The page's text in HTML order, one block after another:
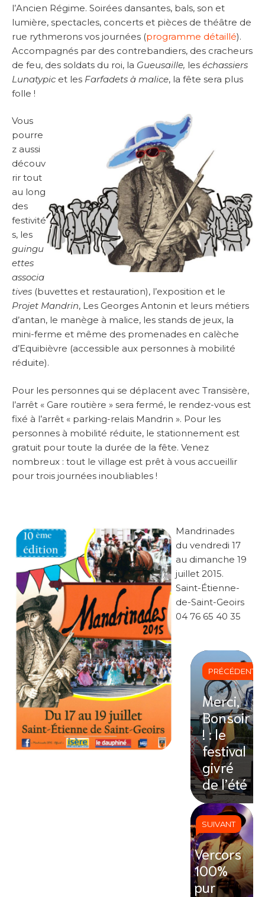
l’Ancien Régime. Soirées dansantes, bals, son et
lumière, spectacles, concerts et pièces de théâtre de
rue rythmerons vos journées (programme détaillé).
Accompagnés par des contrebandiers, des cracheurs
de feu, des soldats du roi, la Gueusaille, les échassiers
Lunatypic et les Farfadets à malice, la fête sera plus
folle !
Vous
pourre
z aussi
découv
rir tout
au long
des
festivité
s, les
guingu
ettes
associa
tives (buvettes et restauration), l’exposition et le
Projet Mandrin, Les Georges Antonin et leurs métiers
d’antan, le manège à malice, les stands de jeux, la
mini-ferme et même des promenades en calèche
d’Equibièvre (accessible aux personnes à mobilité
réduite).
Pour les personnes qui se déplacent avec Transisère,
l’arrêt « Gare routière » sera fermé, le rendez-vous est
fixé à l’arrêt « parking-relais Mandrin ». Pour les
personnes à mobilité réduite, le stationnement est
gratuit pour toute la durée de la fête. Venez
nombreux : tout le village est prêt à vous accueillir
pour trois journées inoubliables !
Mandrinades
du vendredi 17
au dimanche 19
juillet 2015.
Saint-Étienne-
de-Saint-Geoirs
04 76 65 40 35
PRÉCÉDENT
Merci,
Bonsoir
! : le
festival
givré
de l’été
SUIVANT
Vercors
100%
pur